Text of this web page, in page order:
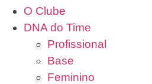
O Clube
DNA do Time
Profissional
Base
Feminino